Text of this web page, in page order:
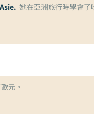
她在亞洲旅行時學會了
元。